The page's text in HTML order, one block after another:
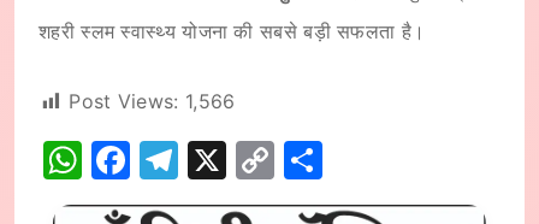
शहरी स्लम स्वास्थ्य योजना की सबसे बड़ी सफलता है।
Post Views: 1,566
WhatsApp
Facebook
Telegram
X
Copy
Link